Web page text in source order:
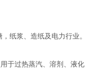
纸浆、造纸及电力行业。
于过热蒸汽、溶剂、液化